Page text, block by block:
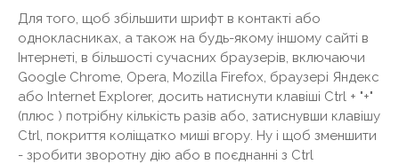
Для того, щоб збільшити шрифт в контакті або
однокласниках, а також на будь-якому іншому сайті в
Інтернеті, в більшості сучасних браузерів, включаючи
Google Chrome, Opera, Mozilla Firefox, браузері Яндекс
або Internet Explorer, досить натиснути клавіші Ctrl + "+"
(плюс ) потрібну кількість разів або, затиснувши клавішу
Ctrl, покриття коліщатко миші вгору. Ну і щоб зменшити
- зробити зворотну дію або в поєднанні з Ctrl